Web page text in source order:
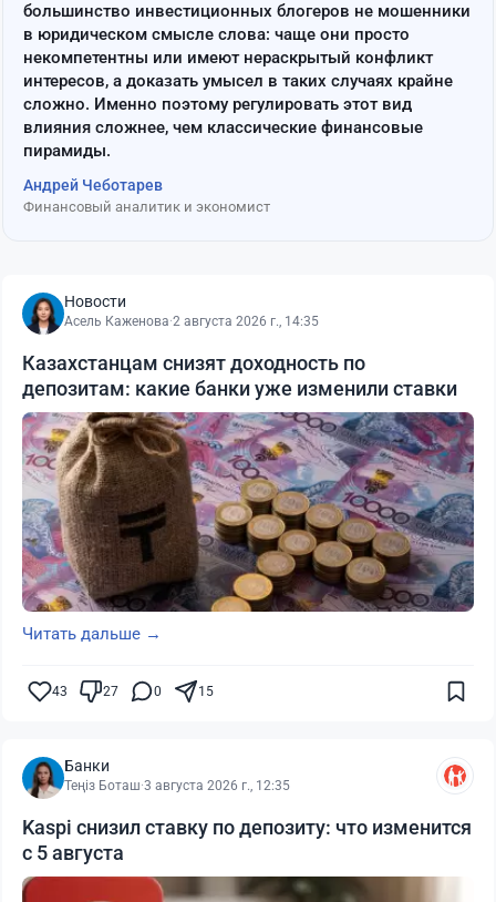
большинство инвестиционных блогеров не мошенники
в юридическом смысле слова: чаще они просто
некомпетентны или имеют нераскрытый конфликт
интересов, а доказать умысел в таких случаях крайне
сложно. Именно поэтому регулировать этот вид
влияния сложнее, чем классические финансовые
пирамиды.
Андрей Чеботарев
Финансовый аналитик и экономист
Новости
Асель Каженова·2 августа 2026 г., 14:35
Казахстанцам снизят доходность по
депозитам: какие банки уже изменили ставки
Читать дальше →
43 27 0 15
Банки
Теңіз Боташ·3 августа 2026 г., 12:35
Kaspi снизил ставку по депозиту: что изменится
с 5 августа